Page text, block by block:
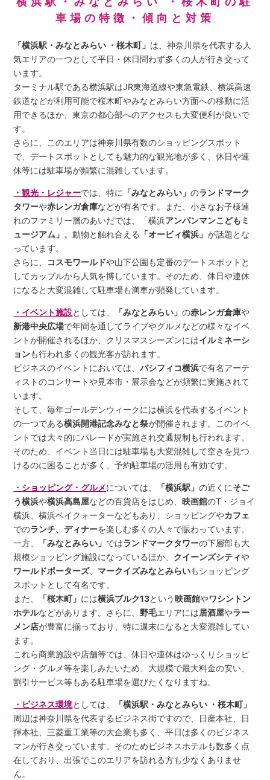
車場の特徴・傾向と対策
「横浜駅・みなとみらい ・桜木町」 は、神奈川県を代表する人
気エリアの一つとして平日・休日問わず多くの人が行き交って
います。
ターミナル駅である横浜駅はJR東海道線や東急電鉄、横浜高速
鉄道などが利用可能で桜木町やみなとみらい方面への移動に活
用できるほか、東京の都心部へのアクセスも大変便利が良いで
す。
さらに、このエリアは神奈川県有数のショッピングスポット
で、デートスポットとしても魅力的な観光地が多く、休日や連
休等には駐車場が頻繁に混雑しています。
・観光・レジャーでは、特に 「みなとみらい」のランドマーク
タワーや赤レンガ倉庫などが有名です。また、小さなお子様連
れのファミリー層のあいだでは、「横浜アンパンマンこどもミ
ュージアム」、動物と触れ合える 「オービィ横浜」が話題とな
っています。
さらに、 コスモワールドや山下公園も定番のデートスポットと
してカップルから人気を博しています。そのため、休日や連休
になると大変混雑して駐車場も満車が頻発しています。
・イベント施設としては、 「みなとみらい」の赤レンガ倉庫や
新港中央広場で年間を通してライブやグルメなどの様々なイベ
ントが開催されるほか、クリスマスシーズンにはイルミネーシ
ョンも行われ多くの観光客が訪れます。
ビジネスのイベントにおいては、パシフィコ横浜で有名アーテ
ィストのコンサートや見本市・展示会などが頻繁に実施されて
います。
そして、毎年ゴールデンウィークには横浜を代表するイベント
の一つである横浜開港記念みなと祭が開催されます。このイベ
ントでは大々的にパレードが実施され交通規制も行われます。
そのため、イベント当日には駐車場も大変混雑して空きを見つ
けるのに困ることが多く、予約駐車場の活用も有効です。
・ショッピング・グルメについては、 「横浜駅」の近くにそご
う横浜や横浜高島屋などの百貨店をはじめ、映画館のT・ジョイ
横浜、横浜ベイクォーターなどもあり、ショッピングやカフェ
でのランチ、ディナーを楽しむ多くの人々で賑わっています。
一方、
「みなとみらい」 ではランドマークタワーの下層部も大
規模ショッピング施設になっているほか、 クイーンズシティや
ワールドポーターズ、 マークイズみなとみらいもショッピング
スポットとして有名です。
また、
「桜木町」 には横浜ブルク13という映画館やワシントン
ホテルなどがあります。さらに、野毛エリアには居酒屋やラー
メン店が豊富に揃っており、特に週末になると大変混雑してい
ます。
これら商業施設や店舗等では、休日や連休はゆっくりショッピ
ング・グルメ等を楽しみたいため、大規模で最大料金の安い、
割引サービス等もある駐車場を選びたくなりますね。
・ビジネス環境としては、
「横浜駅・みなとみらい ・桜木町」
周辺は神奈川県を代表するビジネス街ですので、日産本社、日
揮本社、三菱重工業等の大企業も多く、平日は多くのビジネス
マンが行き交っています。そのためビジネスホテルも数多く点
在しており、出張でこのエリアを訪れる方も少なくありませ
ん。